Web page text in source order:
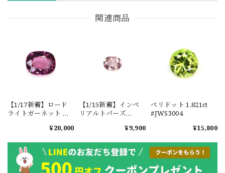
関連商品
【1/17新着】ロード
ライトガーネット タ
1.601ct【ソーティン
¥20,000
【1/15新着】インペ
リアルトパーズ
¥9,900
ペリドット 1.821ct
#JWS3004
¥15,800